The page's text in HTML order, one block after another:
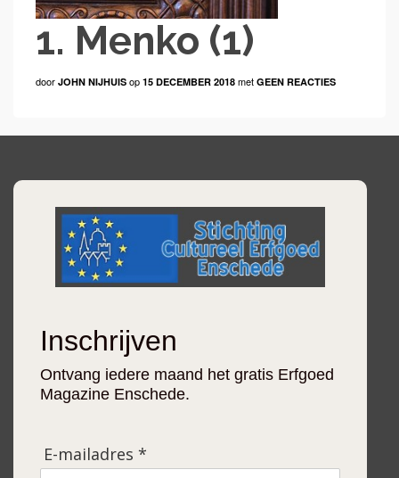
1. Menko (1)
door JOHN NIJHUIS op 15 DECEMBER 2018 met GEEN REACTIES
Inschrijven
Ontvang iedere maand het gratis Erfgoed
Magazine Enschede.
E-mailadres *